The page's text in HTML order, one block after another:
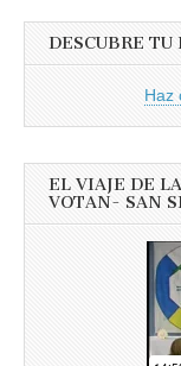
DESCUBRE TU
Haz
EL VIAJE DE
VOTAN- SAN